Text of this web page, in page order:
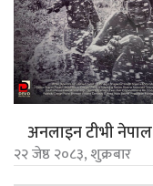
अनलाइन टीभी नेपाल
२२ जेष्ठ २०८३, शुक्रबार